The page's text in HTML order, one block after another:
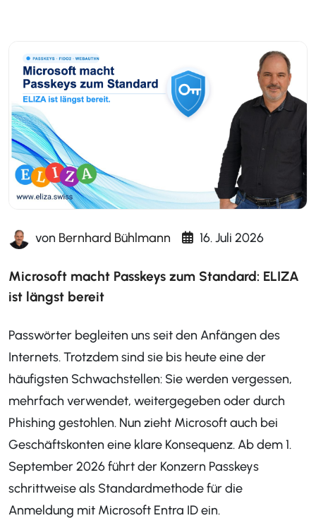
von Bernhard Bühlmann 16. Juli 2026
Microsoft macht Passkeys zum Standard: ELIZA
ist längst bereit
Passwörter begleiten uns seit den Anfängen des
Internets. Trotzdem sind sie bis heute eine der
häufigsten Schwachstellen: Sie werden vergessen,
mehrfach verwendet, weitergegeben oder durch
Phishing gestohlen. Nun zieht Microsoft auch bei
Geschäftskonten eine klare Konsequenz. Ab dem 1.
September 2026 führt der Konzern Passkeys
schrittweise als Standardmethode für die
Anmeldung mit Microsoft Entra ID ein.